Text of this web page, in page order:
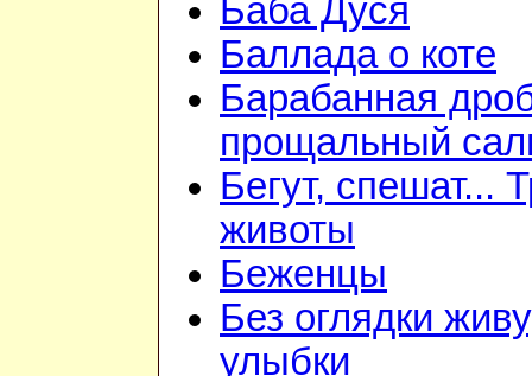
Баба Дуся
Баллада о коте
Барабанная
прощальный
Бегут, спешат...
животы
Беженцы
Без оглядки
улыбки